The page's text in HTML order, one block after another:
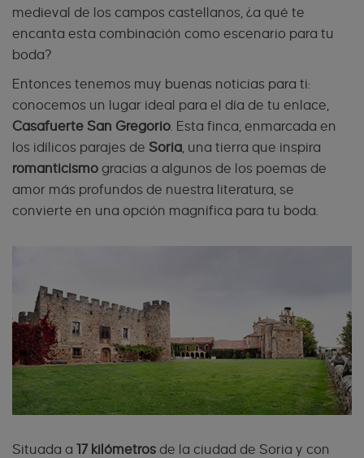
medieval de los campos castellanos, ¿a qué te
encanta esta combinación como escenario para tu
boda?
Entonces tenemos muy buenas noticias para ti:
conocemos un lugar ideal para el día de tu enlace,
Casafuerte San Gregorio . Esta finca, enmarcada en
los idílicos parajes de Soria , una tierra que inspira
romanticismo gracias a algunos de los poemas de
amor más profundos de nuestra literatura, se
convierte en una opción magnífica para tu boda.
Situada a 17 kilómetros de la ciudad de Soria y con